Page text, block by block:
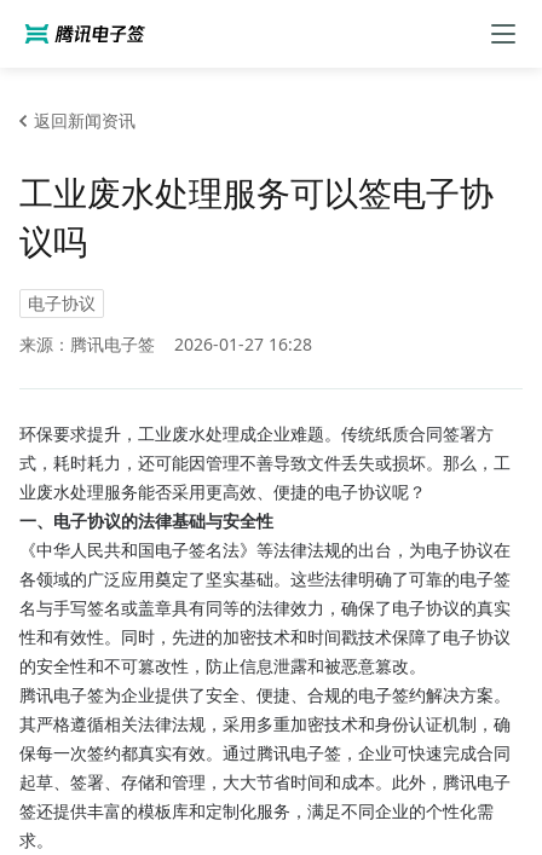
返回新闻资讯
工业废水处理服务可以签电子协
议吗
电子协议
来源：腾讯电子签
2026-01-27 16:28
环保要求提升，工业废水处理成企业难题。传统纸质合同签署方
式，耗时耗力，还可能因管理不善导致文件丢失或损坏。那么，工
业废水处理服务能否采用更高效、便捷的电子协议呢？
一、电子协议的法律基础与安全性
《中华人民共和国电子签名法》等法律法规的出台，为电子协议在
各领域的广泛应用奠定了坚实基础。这些法律明确了可靠的电子签
名与手写签名或盖章具有同等的法律效力，确保了电子协议的真实
性和有效性。同时，先进的加密技术和时间戳技术保障了电子协议
的安全性和不可篡改性，防止信息泄露和被恶意篡改。
腾讯电子签为企业提供了安全、便捷、合规的电子签约解决方案。
其严格遵循相关法律法规，采用多重加密技术和身份认证机制，确
保每一次签约都真实有效。通过腾讯电子签，企业可快速完成合同
起草、签署、存储和管理，大大节省时间和成本。此外，腾讯电子
签还提供丰富的模板库和定制化服务，满足不同企业的个性化需
求。